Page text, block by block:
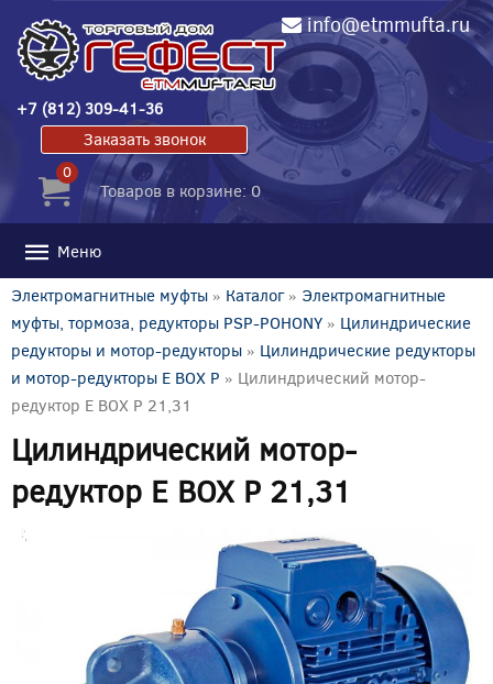
info@etmmufta.ru
+7 (812) 309-41-36
Заказать звонок
0
Товаров в корзине: 0
Меню
Электромагнитные муфты » Каталог» Электромагнитные
муфты, тормоза, редукторы PSP-POHONY » Цилиндрические
редукторы и мотор-редукторы » Цилиндрические редукторы
и мотор-редукторы E BOX P » Цилиндрический мотор-
редуктор E BOX P 21,31
Цилиндрический мотор-
редуктор E BOX P 21,31